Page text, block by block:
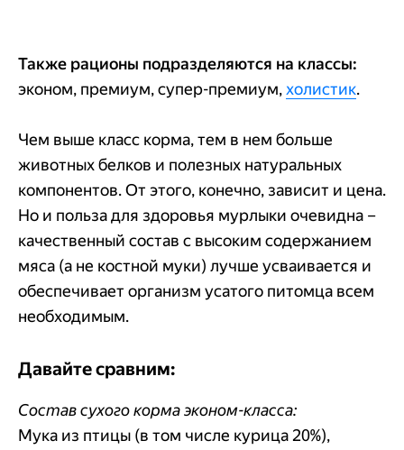
Также рационы подразделяются на классы:
эконом, премиум, супер-премиум, холистик.
Чем выше класс корма, тем в нем больше
животных белков и полезных натуральных
компонентов. От этого, конечно, зависит и цена.
Но и польза для здоровья мурлыки очевидна –
качественный состав с высоким содержанием
мяса (а не костной муки) лучше усваивается и
обеспечивает организм усатого питомца всем
необходимым.
Давайте сравним:
Состав сухого корма эконом-класса:
Мука из птицы (в том числе курица 20%),